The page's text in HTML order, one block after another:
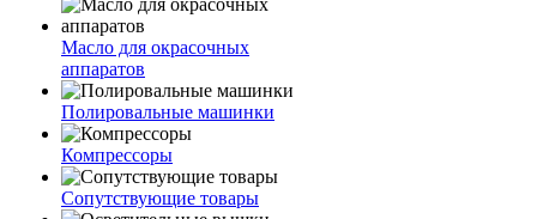
Масло для окрасочных
аппаратов
Полировальные машинки
Компрессоры
Сопутствующие товары